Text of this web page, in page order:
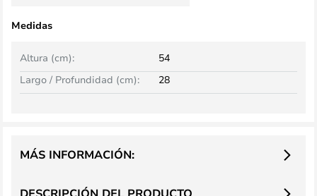
Medidas
Altura (cm):
54
Largo / Profundidad (cm):
28
MÁS INFORMACIÓN: